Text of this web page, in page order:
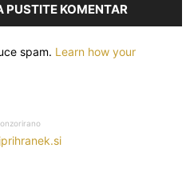
PUSTITE KOMENTAR
spam. Learn how your